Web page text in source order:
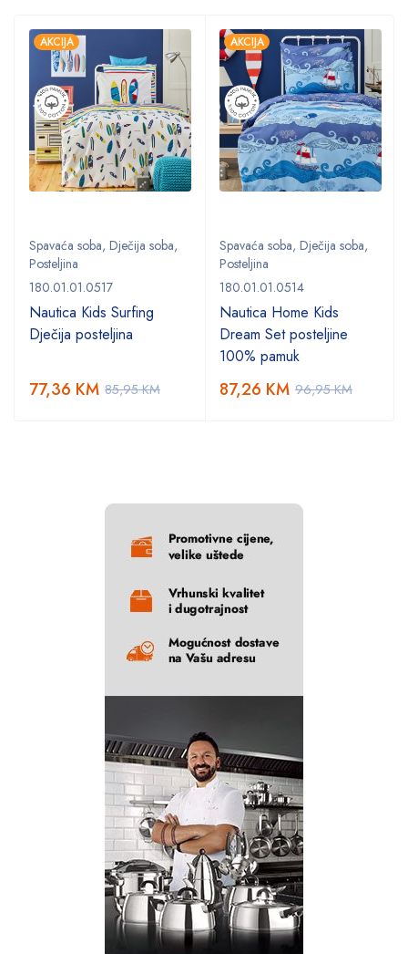
AKCIJA
Spavaća soba, Dječija soba,
Posteljina
180.01.01.0517
Nautica Kids Surfing
Dječija posteljina
85,95KM
77,36 KM
AKCIJA
Spavaća soba, Dječija soba,
Posteljina
180.01.01.0514
Nautica Home Kids
Dream Set posteljine
100% pamuk
96,95KM
87,26 KM